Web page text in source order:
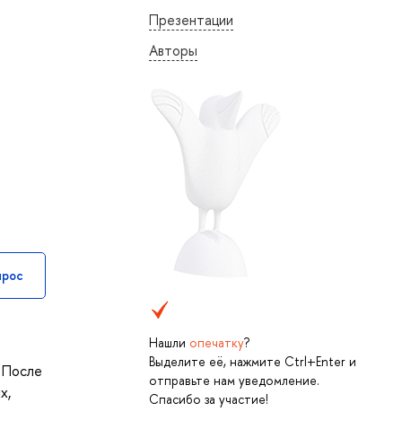
Презентации
Авторы
Нашли опечатку?
Выделите её, нажмите Ctrl+Enter и
отправьте нам уведомление.
Спасибо за участие!